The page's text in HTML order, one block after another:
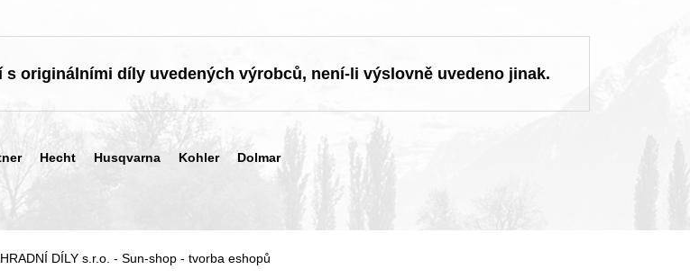
originálními díly uvedených výrobců, není-li výslovně uvedeno jinak.
Hecht Husqvarna Kohler Dolmar
DÍLY s.r.o. - Sun-shop- tvorba eshopů